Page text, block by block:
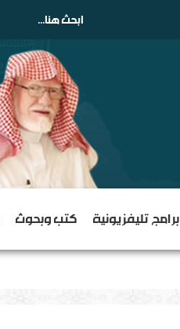
برامج تليفزيونية كتب وبحوث